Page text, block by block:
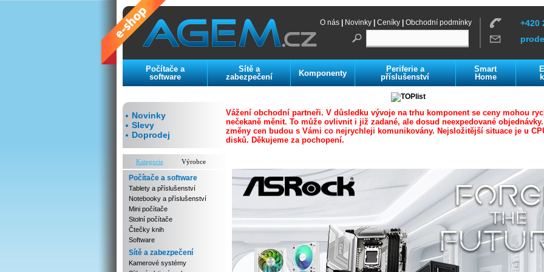
O nás Novinky Ceníky Obchodní podmínky
+420
Počítače a
software
Sítě a
zabezpečení
Komponenty
Periferie a
příslušenství
Smart
Home
Novinky
Slevy
Doprodej
Kategorie Výrobce
Počítače a software
Tablety a příslušenství
Notebooky a příslušenství
Mini počítače
Stolní počítače
Čtečky knih
Software
Sítě a zabezpečení
Kamerové systémy
Vážení obchodní partneři. V důsledku vývoje na trhu komponent se ceny mohou
nečekaně měnit. To může ovlivnit i již zadané, ale dosud neexpedované
změny cen budou s Vámi co nejrychleji komunikovány. Nejsložitější situace je u
disků. Děkujeme za pochopení.